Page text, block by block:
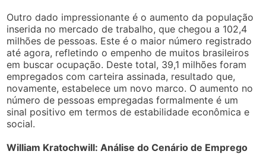
Outro dado impressionante é o aumento da população
inserida no mercado de trabalho, que chegou a 102,4
milhões de pessoas. Este é o maior número registrado
até agora, refletindo o empenho de muitos brasileiros
em buscar ocupação. Deste total, 39,1 milhões foram
empregados com carteira assinada, resultado que,
novamente, estabelece um novo marco. O aumento no
número de pessoas empregadas formalmente é um
sinal positivo em termos de estabilidade econômica e
social.
William Kratochwill: Análise do Cenário de Emprego